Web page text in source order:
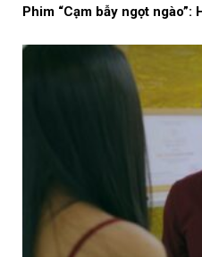
Phim “Cạm bẫy ngọt